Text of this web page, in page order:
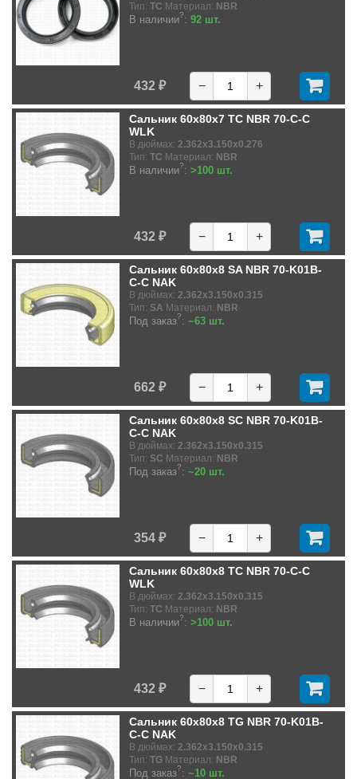
Тип: TC Материал: NBR
В наличии?: 92 шт.
432 ₽ − +
Сальник 60x80x7 TC NBR 70-C-C
WLK
В дюймах: 2.362x3.150x0.276
Тип: TC Материал: NBR
В наличии?: >100 шт.
432 ₽ − +
Сальник 60x80x8 SA NBR 70-K01B-
C-C NAK
В дюймах: 2.362x3.150x0.315
Тип: SA Материал: NBR
Под заказ?: ~63 шт.
662 ₽ − +
Сальник 60x80x8 SC NBR 70-K01B-
C-C NAK
В дюймах: 2.362x3.150x0.315
Тип: SC Материал: NBR
Под заказ?: ~20 шт.
354 ₽ − +
Сальник 60x80x8 TC NBR 70-C-C
WLK
В дюймах: 2.362x3.150x0.315
Тип: TC Материал: NBR
В наличии?: >100 шт.
432 ₽ − +
Сальник 60x80x8 TG NBR 70-K01B-
C-C NAK
В дюймах: 2.362x3.150x0.315
Тип: TG Материал: NBR
Под заказ?: ~10 шт.